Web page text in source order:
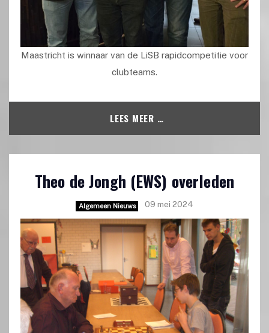
Maastricht is winnaar van de LiSB rapidcompetitie voor
clubteams.
LEES MEER …
Theo de Jongh (EWS) overleden
Algemeen Nieuws 09 mei 2024